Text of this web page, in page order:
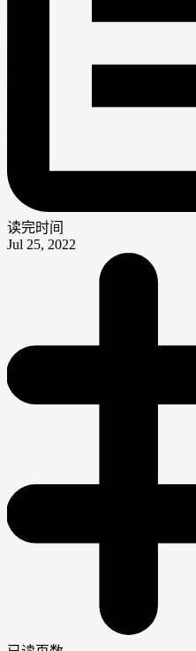
读完时间
Jul 25, 2022